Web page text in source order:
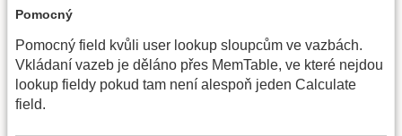
Pomocný
Pomocný field kvůli user lookup sloupcům ve vazbách.
Vkládaní vazeb je děláno přes MemTable, ve které nejdou
lookup fieldy pokud tam není alespoň jeden Calculate
field.